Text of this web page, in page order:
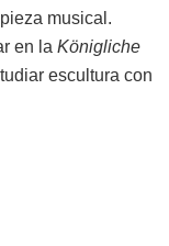
musical.
en la Königliche
escultura con